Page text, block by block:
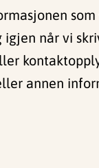
når vi
annen